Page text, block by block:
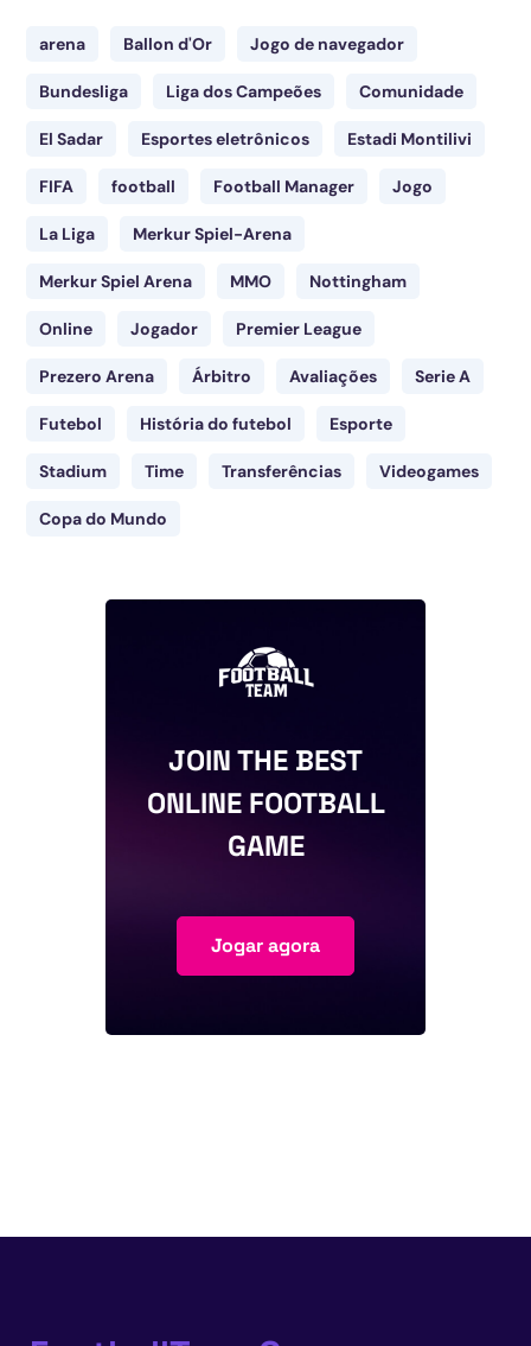
arena Ballon d'Or Jogo de navegador
Bundesliga Liga dos Campeões Comunidade
El Sadar Esportes eletrônicos Estadi Montilivi
FIFA football Football Manager Jogo
La Liga Merkur Spiel-Arena
Merkur Spiel Arena MMO Nottingham
Online Jogador Premier League
Prezero Arena Árbitro Avaliações Serie A
Futebol História do futebol Esporte
Stadium Time Transferências Videogames
Copa do Mundo
JOIN THE BEST
ONLINE FOOTBALL
GAME
Jogar agora